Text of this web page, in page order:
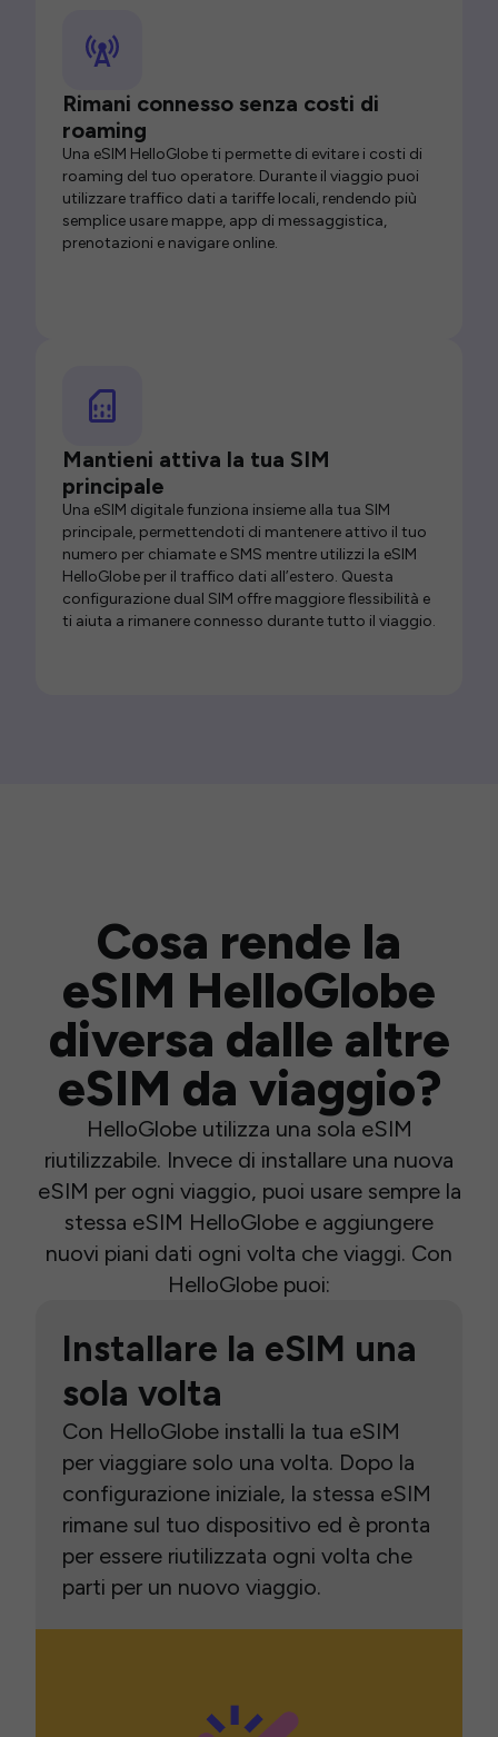
Rimani connesso senza costi di
roaming
Una eSIM HelloGlobe ti permette di evitare i costi di
roaming del tuo operatore. Durante il viaggio puoi
utilizzare traffico dati a tariffe locali, rendendo più
semplice usare mappe, app di messaggistica,
prenotazioni e navigare online.
Mantieni attiva la tua SIM
principale
Una eSIM digitale funziona insieme alla tua SIM
principale, permettendoti di mantenere attivo il tuo
numero per chiamate e SMS mentre utilizzi la eSIM
HelloGlobe per il traffico dati all’estero. Questa
configurazione dual SIM offre maggiore flessibilità e
ti aiuta a rimanere connesso durante tutto il viaggio.
Cosa rende la
eSIM HelloGlobe
diversa dalle altre
eSIM da viaggio?
HelloGlobe utilizza una sola eSIM
riutilizzabile. Invece di installare una nuova
eSIM per ogni viaggio, puoi usare sempre la
stessa eSIM HelloGlobe e aggiungere
nuovi piani dati ogni volta che viaggi. Con
HelloGlobe puoi:
Installare la eSIM una
sola volta
Con HelloGlobe installi la tua eSIM
per viaggiare solo una volta. Dopo la
configurazione iniziale, la stessa eSIM
rimane sul tuo dispositivo ed è pronta
per essere riutilizzata ogni volta che
parti per un nuovo viaggio.